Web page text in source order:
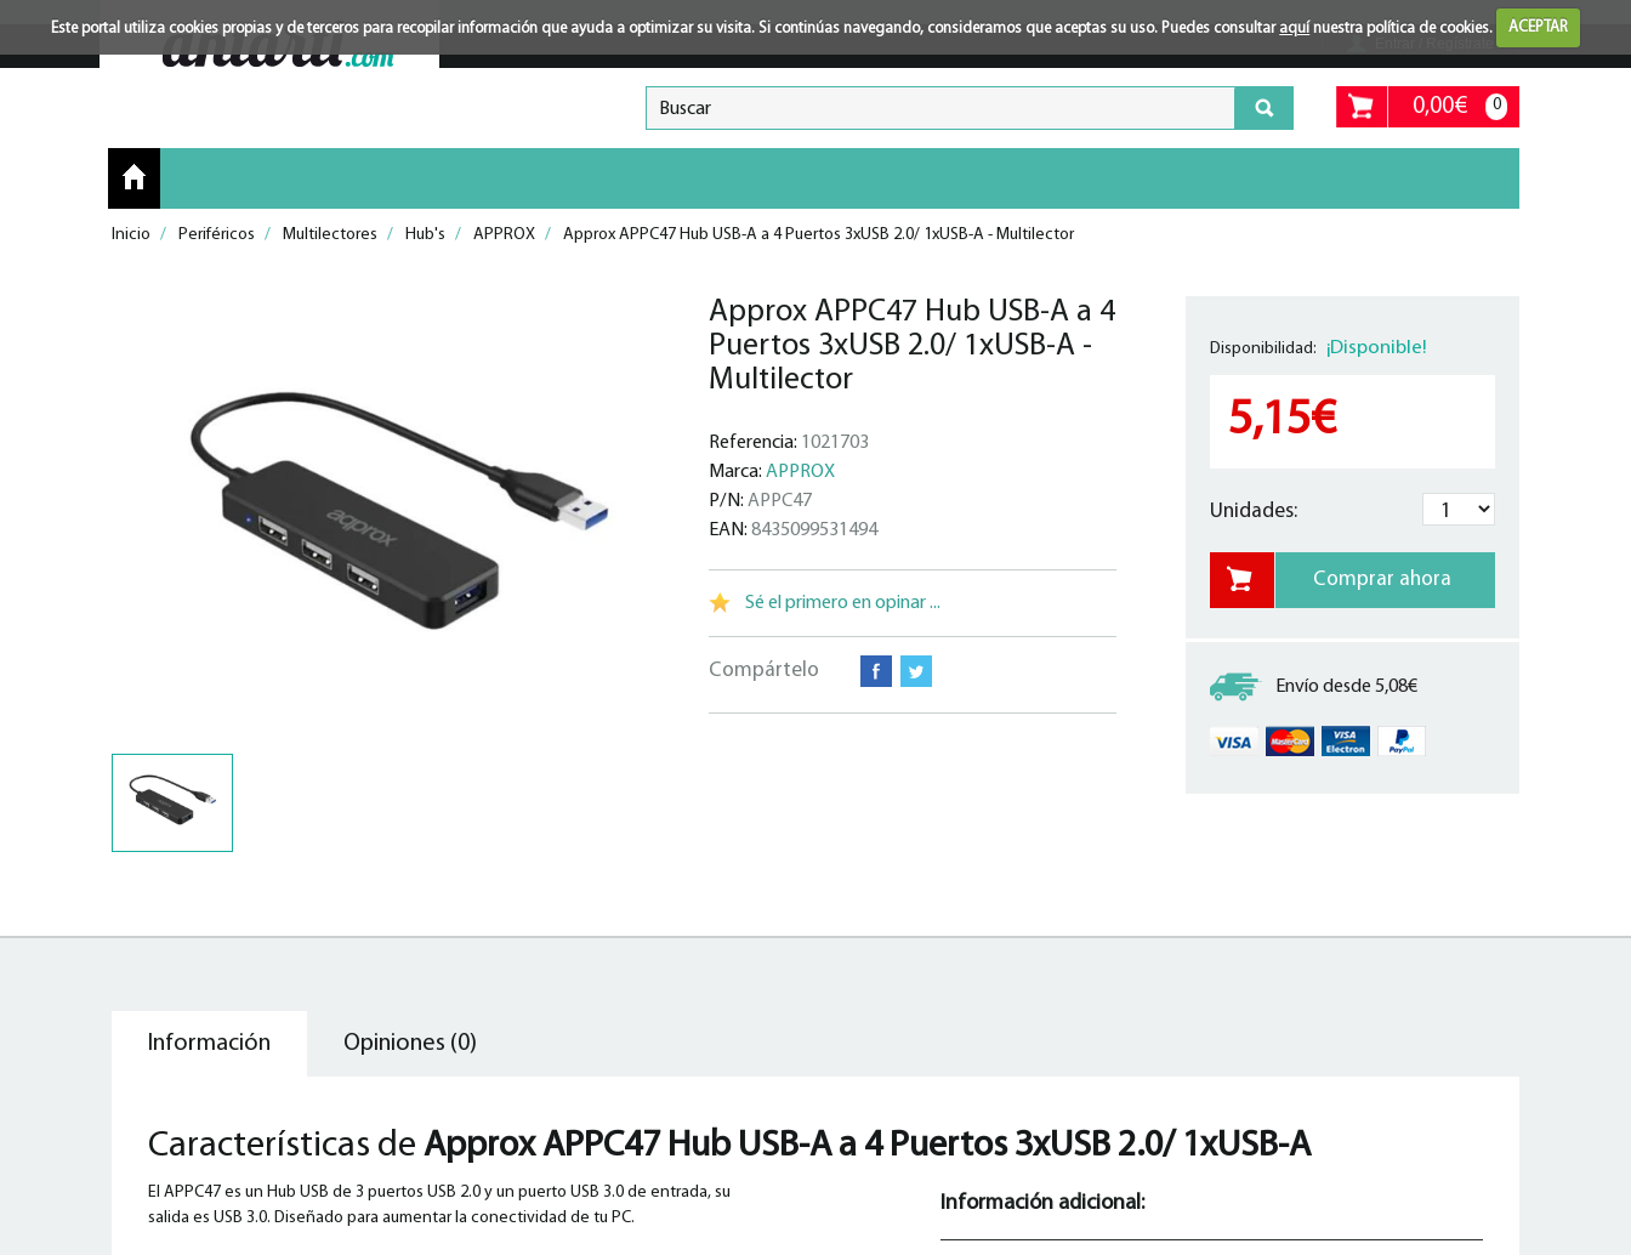
Este portal utiliza cookies propias y de terceros para recopilar información que ayuda a optimizar su visita. Si continúas navegando, consideramos que aceptas su uso. Puedes consultar aquínuestra política de cookies. ACEPTAR
0,00€ 0
Inicio / Periféricos / Multilectores / Hub's / APPROX / Approx APPC47 Hub USB-A a 4 Puertos 3xUSB 2.0/ 1xUSB-A - Multilector
Approx APPC47 Hub USB-A a 4
Puertos 3xUSB 2.0/ 1xUSB-A -
Multilector
Referencia: 1021703
Marca: APPROX
P/N: APPC47
EAN: 8435099531494
Sé el primero en opinar ...
Compártelo
Disponibilidad: ¡Disponible!
5,15€
Unidades:
Envío desde 5,08€
Información Opiniones (0)
Características de Approx APPC47 Hub USB-A a 4 Puertos 3xUSB 2.0/ 1xUSB-A
El APPC47 es un Hub USB de 3 puertos USB 2.0 y un puerto USB 3.0 de entrada, su
salida es USB 3.0. Diseñado para aumentar la conectividad de tu PC.
Información adicional: